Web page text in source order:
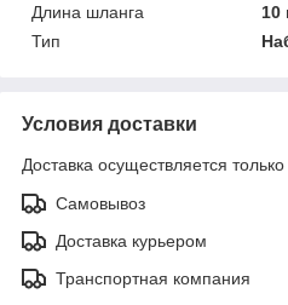
Длина шланга
10
Тип
Условия доставки
Доставка осуществляется
Самовывоз
Доставка курьером
Транспортная компания